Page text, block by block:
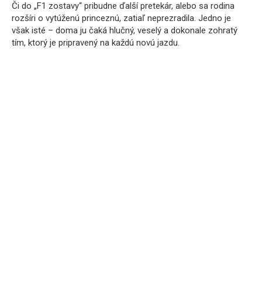
Či do „F1 zostavy“ pribudne ďalší pretekár, alebo sa rodina
rozšíri o vytúženú princeznú, zatiaľ neprezradila. Jedno je
však isté – doma ju čaká hlučný, veselý a dokonale zohratý
tím, ktorý je pripravený na každú novú jazdu.